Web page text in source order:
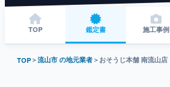
TOP 鑑定書 施工事例
TOP＞流山市 の地元業者＞ おそうじ本舗 南流山店